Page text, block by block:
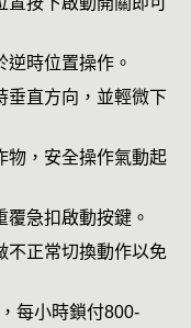
時位置操作。
垂直方向，並輕微下
物，安全操作氣動起
急扣啟動按鍵。
不正常切換動作以免
每小時鎖付800-